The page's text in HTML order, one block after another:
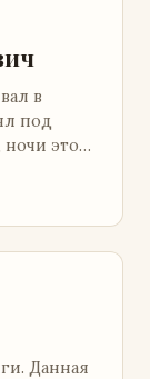
в
под
этой
Данная